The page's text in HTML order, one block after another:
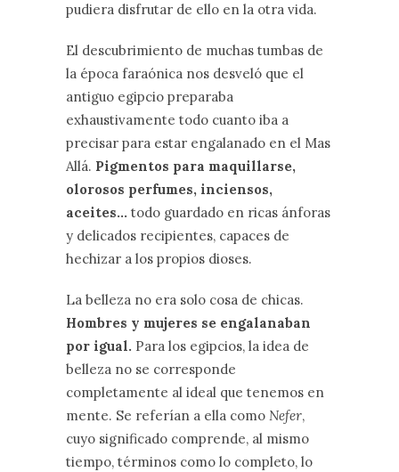
pudiera disfrutar de ello en la otra vida.
El descubrimiento de muchas tumbas de
la época faraónica nos desveló que el
antiguo egipcio preparaba
exhaustivamente todo cuanto iba a
precisar para estar engalanado en el Mas
Allá. Pigmentos para maquillarse,
olorosos perfumes, inciensos,
aceites… todo guardado en ricas ánforas
y delicados recipientes, capaces de
hechizar a los propios dioses.
La belleza no era solo cosa de chicas.
Hombres y mujeres se engalanaban
por igual. Para los egipcios, la idea de
belleza no se corresponde
completamente al ideal que tenemos en
mente. Se referían a ella como Nefer,
cuyo significado comprende, al mismo
tiempo, términos como lo completo, lo